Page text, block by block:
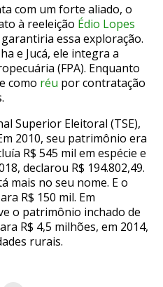
com um forte aliado, o
à reeleição Édio Lopes
essa exploração.
e Jucá, ele integra a
(FPA). Enquanto
como réu por contratação
Superior Eleitoral (TSE),
2010, seu patrimônio era
R$ 545 mil em espécie e
declarou R$ 194.802,49.
mais no seu nome. E o
R$ 150 mil. Em
o patrimônio inchado de
R$ 4,5 milhões, em 2014,
rurais.